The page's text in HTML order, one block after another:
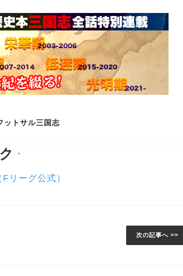
ットサル三国志
▼
リーグ公式）
次の記事へ >>